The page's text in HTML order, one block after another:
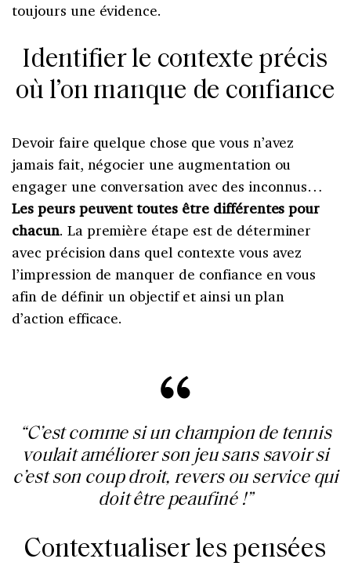
toujours une évidence.
Identifier le contexte précis
où l’on manque de confiance
Devoir faire quelque chose que vous n’avez
jamais fait, négocier une augmentation ou
engager une conversation avec des inconnus…
Les peurs peuvent toutes être différentes pour
chacun. La première étape est de déterminer
avec précision dans quel contexte vous avez
l’impression de manquer de confiance en vous
afin de définir un objectif et ainsi un plan
d’action efficace.
“C’est comme si un champion de tennis
voulait améliorer son jeu sans savoir si
c’est son coup droit, revers ou service qui
doit être peaufiné !”
Contextualiser les pensées